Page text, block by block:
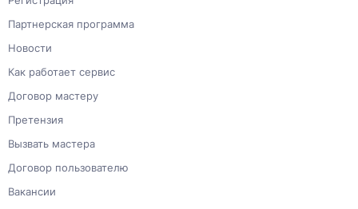
Партнерская программа
Новости
Как работает сервис
Договор мастеру
Претензия
Вызвать мастера
Договор пользователю
Вакансии